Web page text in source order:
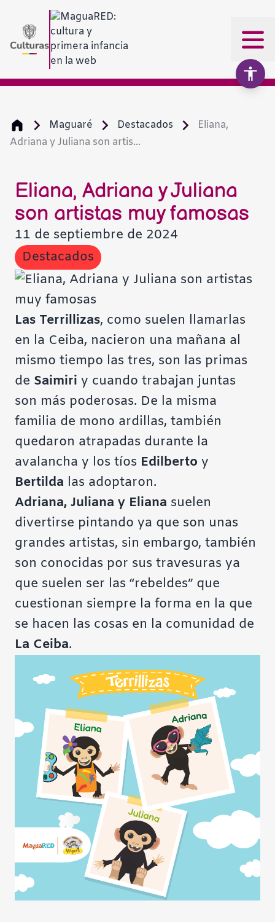
Maguaré Destacados
Eliana,
Adriana y Juliana son artis...
Eliana, Adriana y Juliana
son artistas muy famosas
11 de septiembre de 2024
Destacados
Las Terrillizas, como suelen llamarlas
en la Ceiba, nacieron una mañana al
mismo tiempo las tres, son las primas
de Saimiri y cuando trabajan juntas
son más poderosas. De la misma
familia de mono ardillas, también
quedaron atrapadas durante la
avalancha y los tíos Edilberto y
Bertilda las adoptaron.
Adriana, Juliana y Eliana suelen
divertirse pintando ya que son unas
grandes artistas, sin embargo, también
son conocidas por sus travesuras ya
que suelen ser las “rebeldes” que
cuestionan siempre la forma en la que
se hacen las cosas en la comunidad de
La Ceiba.
Aumentar texto
Escala de grises
Fondo claro
Subrayar enlaces
Fuente legible
Restablecer